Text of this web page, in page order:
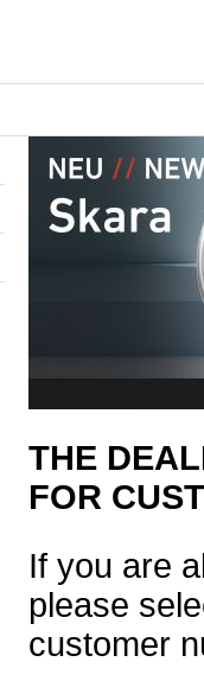
THE
FOR
If you are
please
customer